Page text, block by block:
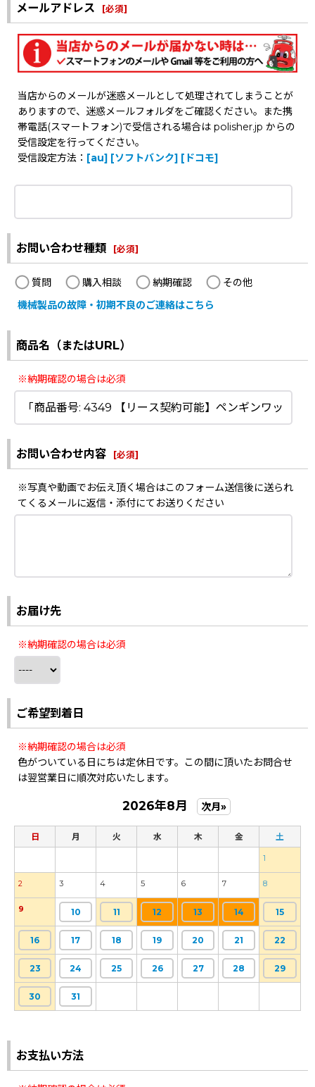
メールアドレス [必須]
当店からのメールが迷惑メールとして処理されてしまうことが
ありますので、迷惑メールフォルダをご確認ください。また携
帯電話(スマートフォン)で受信される場合は polisher.jp からの
受信設定を行ってください。
受信設定方法： [au] [ソフトバンク] [ドコモ]
お問い合わせ種類 [必須]
質問 購入相談 納期確認
その他
機械製品の故障・初期不良のご連絡はこちら
商品名（またはURL）
※納期確認の場合は必須
お問い合わせ内容 [必須]
※写真や動画でお伝え頂く場合はこのフォーム送信後に送られ
てくるメールに返信・添付にてお送りください
お届け先
※納期確認の場合は必須
ご希望到着日
※納期確認の場合は必須
色がついている日にちは定休日です。この間に頂いたお問合せ
は翌営業日に順次対応いたします。
2026年8月 次月»
日 月 火 水 木 金 土
1
2 3 4 5 6 7 8
9 10 11 12 13 14 15
16 17 18 19 20 21 22
23 24 25 26 27 28 29
30 31
お支払い方法